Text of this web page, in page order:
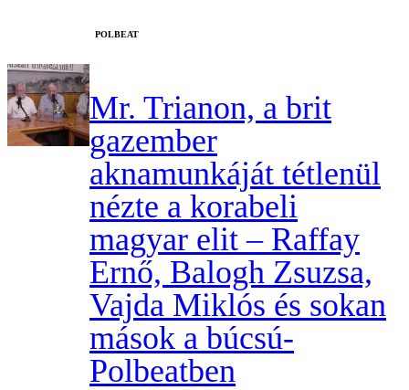
‎POLBEAT
Mr. Trianon, a brit
gazember
aknamunkáját tétlenül
nézte a korabeli
magyar elit – Raffay
Ernő, Balogh Zsuzsa,
Vajda Miklós és sokan
mások a búcsú-
Polbeatben